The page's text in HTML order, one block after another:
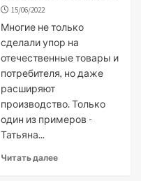
15/06/2022
Многие не только
сделали упор на
отечественные товары и
потребителя, но даже
расширяют
производство. Только
один из примеров -
Татьяна...
Читать далее